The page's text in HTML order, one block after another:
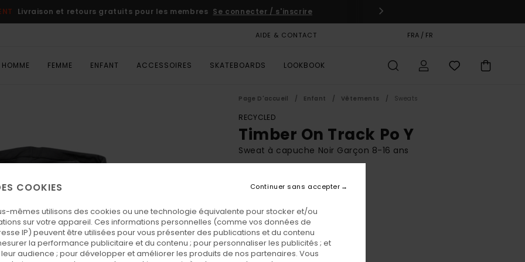
Livraison et retours gratuits pour les membres Se connecter / s'inscrire
AIDE & CONTACT FRA / FR
HOMME FEMME ENFANT ACCESSOIRES SKATEBOARDS LOOKBOOK
Page D'accueil Enfant Vêtements Sweats
RECYCLED
Timber On Track Po Y
Sweat à capuche Noir Garçon 8-16 ans
60,00 €
CouleurOff Black
COOKIES
mêmes utilisons des cookies ou une technologie équivalente pour stocker et/ou
sur votre appareil. Ces informations personnelles (comme vos données de
IP) peuvent être utilisées pour vous présenter des publications et du contenu
la performance publicitaire et du contenu ; pour personnaliser les publicités ; et
audience ; pour développer et améliorer les produits de nos partenaires. Vous
Continuer sans accepter